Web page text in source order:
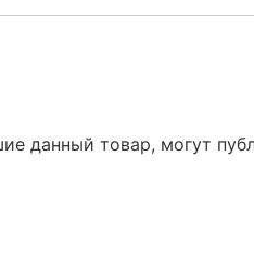
данный товар, могут